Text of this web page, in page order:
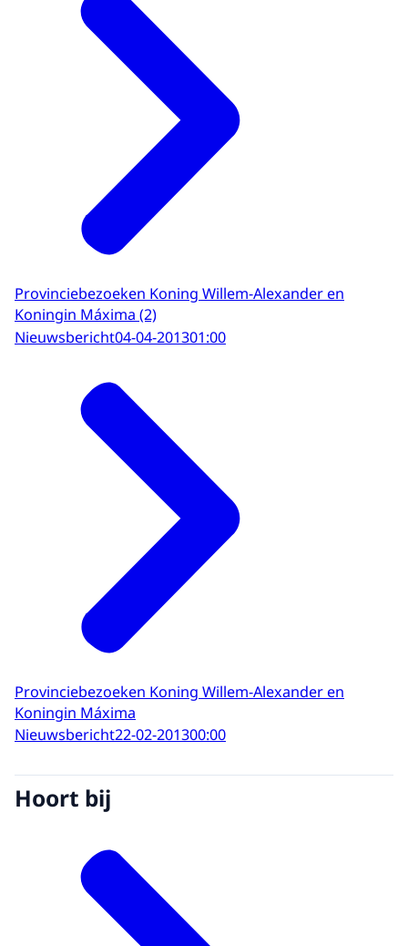
Provinciebezoeken Koning Willem-Alexander en
Koningin Máxima (2)
Nieuwsbericht04-04-201301:00
Provinciebezoeken Koning Willem-Alexander en
Koningin Máxima
Nieuwsbericht22-02-201300:00
Hoort bij